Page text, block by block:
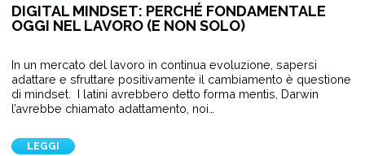
DIGITAL MINDSET: PERCHÉ FONDAMENTALE
OGGI NEL LAVORO (E NON SOLO)
In un mercato del lavoro in continua evoluzione, sapersi
adattare e sfruttare positivamente il cambiamento è questione
di mindset. I latini avrebbero detto forma mentis, Darwin
l’avrebbe chiamato adattamento, noi…
LEGGI